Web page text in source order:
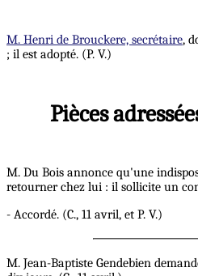
M. Henri de Brouckere, secrétaire,
; il est adopté. (P. V.)
Pièces
M. Du Bois annonce qu'une
retourner chez lui : il sollicite un
- Accordé. (C., 11 avril, et P. V.)
M. Jean-Baptiste Gendebien